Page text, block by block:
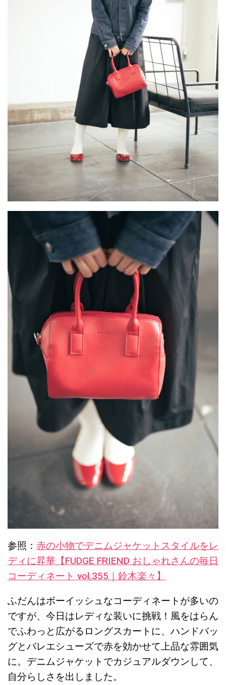
参照： 赤の小物でデニムジャケットスタイルをレ
ディに昇華【FUDGE FRIEND おしゃれさんの毎日
コーディネート vol.355｜鈴木楽々】
ふだんはボーイッシュなコーディネートが多いの
ですが、今日はレディな装いに挑戦！風をはらん
でふわっと広がるロングスカートに、ハンドバッ
グとバレエシューズで赤を効かせて上品な雰囲気
に。デニムジャケットでカジュアルダウンして、
自分らしさを出しました。